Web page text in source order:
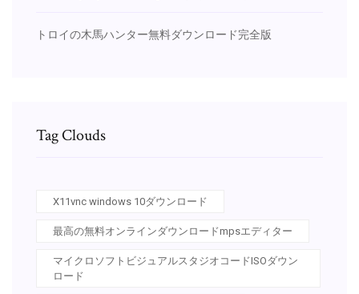
トロイの木馬ハンター無料ダウンロード完全版
Tag Clouds
X11vnc windows 10ダウンロード
最高の無料オンラインダウンロードmpsエディター
マイクロソフトビジュアルスタジオコードISOダウン
ロード